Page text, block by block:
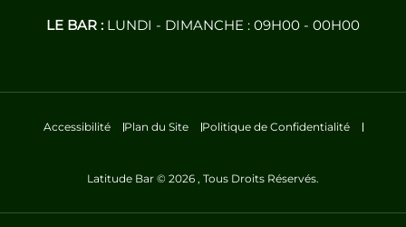
LE BAR : LUNDI - DIMANCHE : 09H00 - 00H00
Accessibilité Plan du Site Politique de Confidentialité
Latitude Bar © 2026 , Tous Droits Réservés.